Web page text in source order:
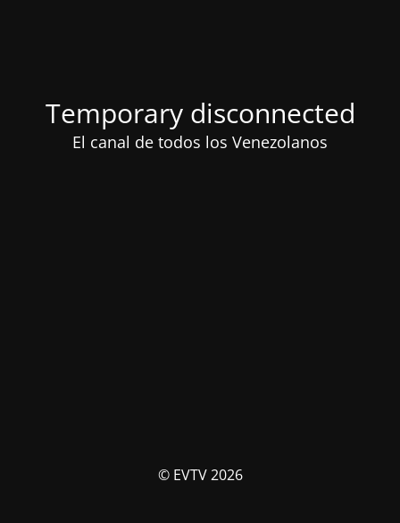
Temporary disconnected
El canal de todos los Venezolanos
© EVTV 2026